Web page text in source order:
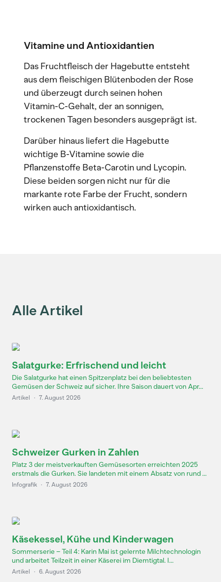
Vitamine und Antioxidantien
Das Fruchtfleisch der Hagebutte entsteht
aus dem fleischigen Blütenboden der Rose
und überzeugt durch seinen hohen
Vitamin-C-Gehalt, der an sonnigen,
trockenen Tagen besonders ausgeprägt ist.
Darüber hinaus liefert die Hagebutte
wichtige B-Vitamine sowie die
Pflanzenstoffe Beta-Carotin und Lycopin.
Diese beiden sorgen nicht nur für die
markante rote Farbe der Frucht, sondern
wirken auch antioxidantisch.
Alle Artikel
Salatgurke: Erfrischend und leicht
Die Salatgurke hat einen Spitzenplatz bei den beliebtesten
Gemüsen der Schweiz auf sicher. Ihre Saison dauert von Apr...
Artikel · 7. August 2026
Schweizer Gurken in Zahlen
Platz 3 der meistverkauften Gemüsesorten erreichten 2025
erstmals die Gurken. Sie landeten mit einem Absatz von rund ...
Infografik · 7. August 2026
Käsekessel, Kühe und Kinderwagen
Sommerserie – Teil 4: Karin Mai ist gelernte Milchtechnologin
und arbeitet Teilzeit in einer Käserei im Diemtigtal. I...
Artikel · 6. August 2026